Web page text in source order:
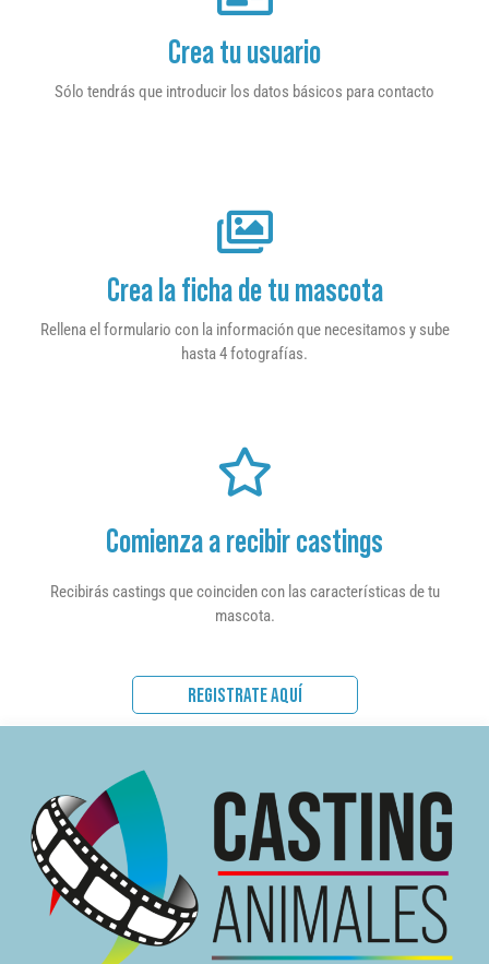
Crea tu usuario
Sólo tendrás que introducir los datos básicos para contacto
Crea la ficha de tu mascota
Rellena el formulario con la información que necesitamos y sube
hasta 4 fotografías.
Comienza a recibir castings
Recibirás castings que coinciden con las características de tu
mascota.
REGISTRATE AQUÍ